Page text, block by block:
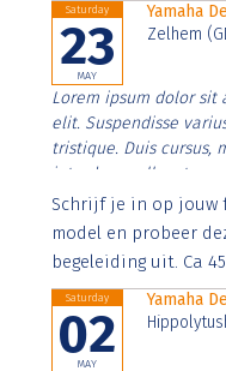
Saturday
23
MAY
Yamaha
Zelhem
Lorem ipsum dolor sit
elit. Suspendisse
tristique. Duis cursus,
interdum nulla, ut
Aenean faucibus nibh
imperdiet. Nunc ut
Schrijf je in op jouw
model en probeer
begeleiding uit. Ca
Saturday
02
MAY
Yamaha